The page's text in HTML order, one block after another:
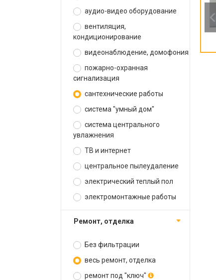
аудио-видео оборудование
вентиляция,
кондиционирование
видеонаблюдение, домофония
пожарно-охранная
сигнализация
сантехнические работы
система "умный дом"
система центрального
увлажнения
ТВ и интернет
центральное пылеудаление
электрический теплый пол
электромонтажные работы
ремонт, отделка
Без фильтрации
весь ремонт, отделка
ремонт под "ключ"